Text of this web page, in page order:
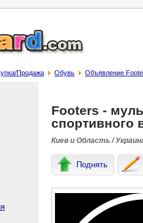
Продажа Обувь Объявление
Footers -
спортивного
Киев и Область /
Поднять